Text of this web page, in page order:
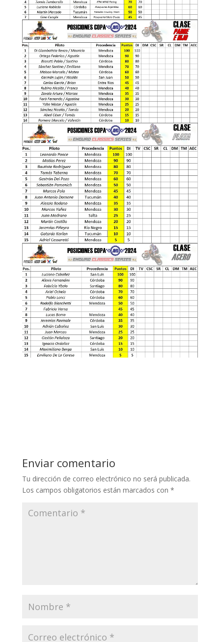
Enviar comentario
Tu dirección de correo electrónico no será publicada.
Los campos obligatorios están marcados con *